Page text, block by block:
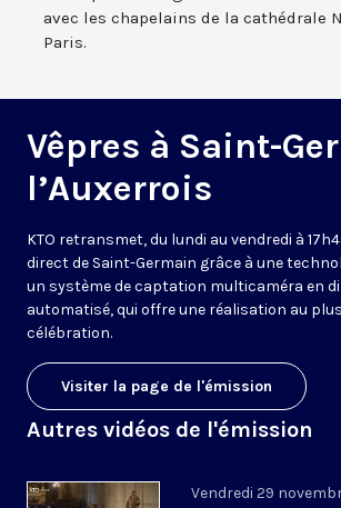
avec les chapelains de la cathédrale
Paris.
Vêpres à Saint-
l’Auxerrois
KTO retransmet, du lundi au vendredi à
direct de Saint-Germain grâce à une
un système de captation multicaméra en
automatisé, qui offre une réalisation au
célébration.
Visiter la page de l'émission
Autres vidéos de l'émission
Vendredi 29